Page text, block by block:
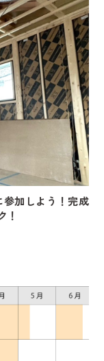
加しよう！完成
！